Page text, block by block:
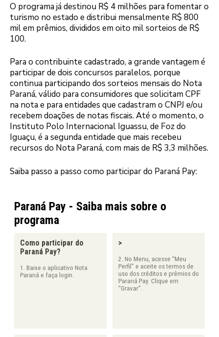
O programa já destinou R$ 4 milhões para fomentar o
turismo no estado e distribui mensalmente R$ 800
mil em prêmios, divididos em oito mil sorteios de R$
100.
Para o contribuinte cadastrado, a grande vantagem é
participar de dois concursos paralelos, porque
continua participando dos sorteios mensais do Nota
Paraná, válido para consumidores que solicitam CPF
na nota e para entidades que cadastram o CNPJ e/ou
recebem doações de notas fiscais. Até o momento, o
Instituto Polo Internacional Iguassu, de Foz do
Iguaçu, é a segunda entidade que mais recebeu
recursos do Nota Paraná, com mais de R$ 3,3 milhões.
Saiba passo a passo como participar do Paraná Pay: